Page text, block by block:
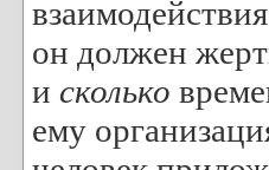
он должен
и сколько
ему